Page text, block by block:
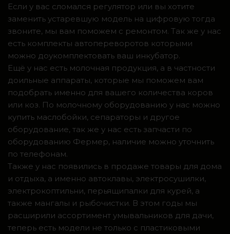
Если у вас сломался регулятор или вы хотите
заменить устаревшую модель на цифровую тогда
звоните, мы вам поможем с ремонтом. Так же у нас
есть комплекты автопереворотов которыми
можно доукомплектовать ваш инкубатор.
Ещё у нас есть молочная продукция, а в частности
доильные аппараты, которые мы поможем вам
подобрать именно для вашего количества коров
или коз. По молочному оборудованию у нас можно
купить маслобойки, сепараторы и другое
оборудование, так же у нас есть запчасти по
оборудованию Фермер, наличие можно уточнить
по телефонам.
Также у нас появились в продаже товары для дома
и отдыха, а именно автоклавы, электросушилки,
электрокоптильни, перьящипалки для курей, а
также мангалы и рыбочистки. В этом годы мы
расширили ассортимент умывальников для дачи,
теперь есть модели не только с пластиковыми